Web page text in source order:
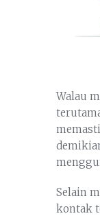
Walau
Selain
kontak